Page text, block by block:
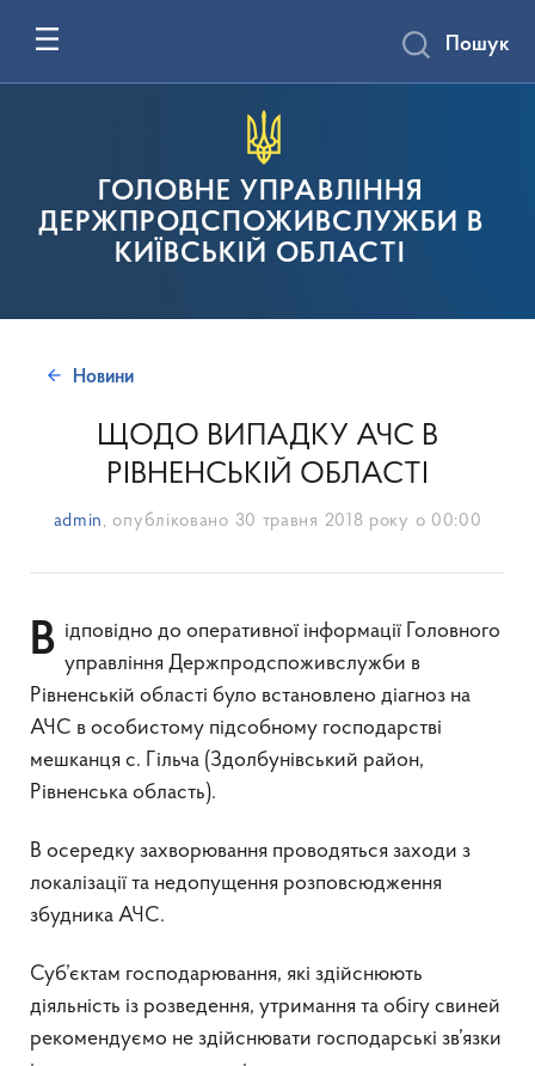
ГОЛОВНЕ УПРАВЛІННЯ
ДЕРЖПРОДСПОЖИВСЛУЖБИ В
КИЇВСЬКІЙ ОБЛАСТІ
Пошук
Новини
ЩОДО ВИПАДКУ АЧС В
РІВНЕНСЬКІЙ ОБЛАСТІ
admin , опубліковано 30 травня 2018 року о 00:00
Відповідно до оперативної інформації Головного управління Держпродспоживслужби в
Рівненській області було встановлено діагноз на
АЧС в особистому підсобному господарстві
мешканця с. Гільча (Здолбунівський район,
Рівненська область).
В осередку захворювання проводяться заходи з
локалізації та недопущення розповсюдження
збудника АЧС.
Суб’єктам господарювання, які здійснюють
діяльність із розведення, утримання та обігу свиней
рекомендуємо не здійснювати господарські зв’язки